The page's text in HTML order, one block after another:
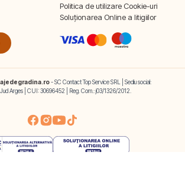
Politica de utilizare Cookie-uri
Soluționarea Online a litigiilor
- SC Contact Top Service SRL | Sediu social:
Arges | CUI: 30696452 | Reg. Com.: j03/1326/2012.